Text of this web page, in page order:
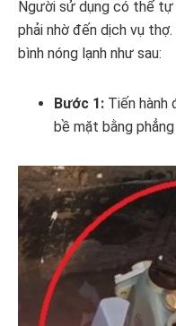
Người sử dụng có thể tự
phải nhờ đến dịch vụ
bình nóng lạnh như sau:
Bước 1: Tiến hành
bề mặt bằng